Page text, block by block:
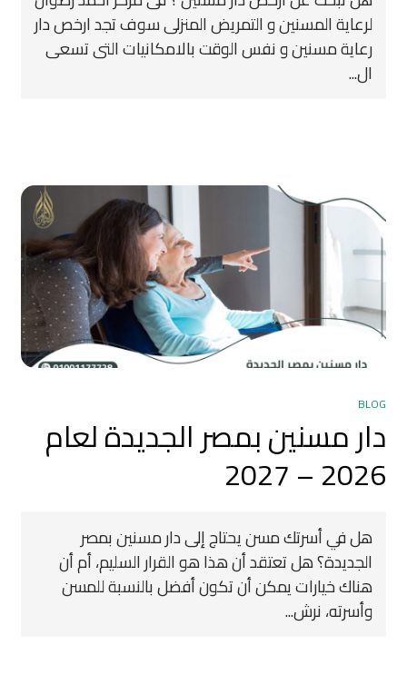
لرعاية المسنين و التمريض المنزلى سوف تجد ارخص دار
رعاية مسنين و نفس الوقت بالامكانيات التى تسعى
ال...
BLOG
دار مسنين بمصر الجديدة لعام
2026 – 2027
هل في أسرتك مسن يحتاج إلى دار مسنين بمصر
الجديدة؟ هل تعتقد أن هذا هو القرار السليم، أم أن
هناك خيارات يمكن أن تكون أفضل بالنسبة للمسن
وأسرته، نرش...